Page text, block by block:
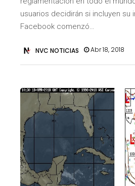
usuarios decidirán si incluyen su
Facebook comenzó…
NVC NOTICIAS Abr 18, 2018